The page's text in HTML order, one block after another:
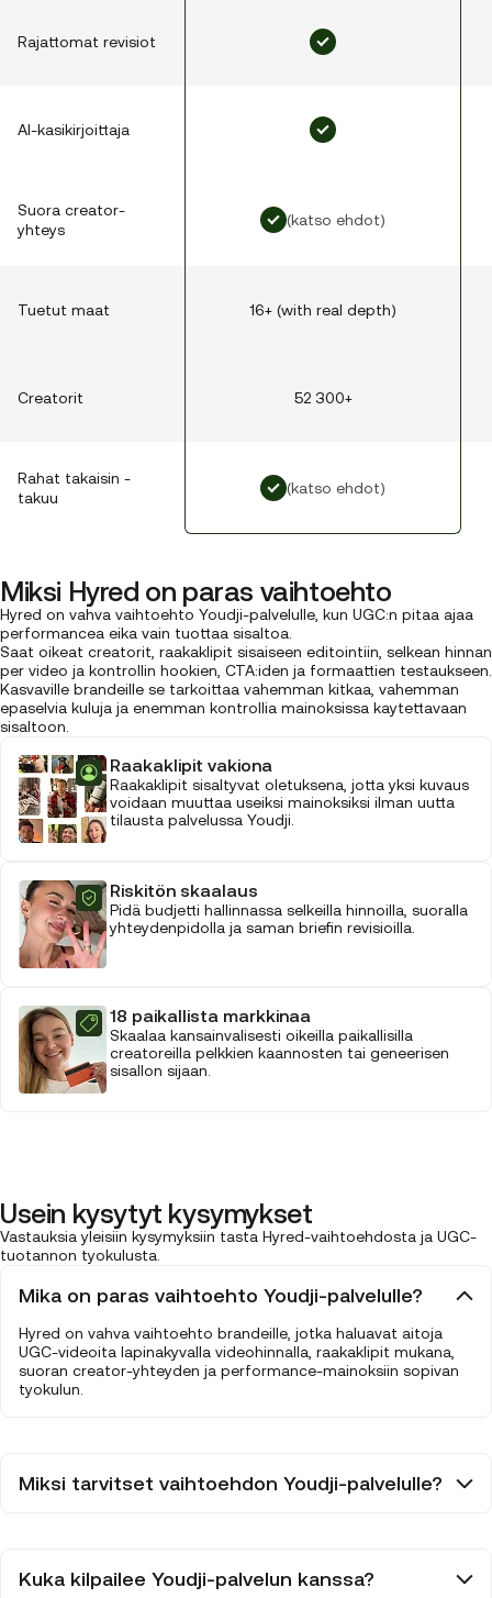
Rajattomat revisiot
AI-kasikirjoittaja
Suora creator-
yhteys
(katso ehdot)
Tuetut maat 16+ (with real depth)
Creatorit 52 300+
Rahat takaisin -
takuu
(katso ehdot)
Miksi Hyred on paras vaihtoehto
Hyred on vahva vaihtoehto Youdji-palvelulle, kun UGC:n pitaa ajaa
performancea eika vain tuottaa sisaltoa.
Saat oikeat creatorit, raakaklipit sisaiseen editointiin, selkean hinnan
per video ja kontrollin hookien, CTA:iden ja formaattien testaukseen.
Kasvaville brandeille se tarkoittaa vahemman kitkaa, vahemman
epaselvia kuluja ja enemman kontrollia mainoksissa kaytettavaan
sisaltoon.
Raakaklipit vakiona
Raakaklipit sisaltyvat oletuksena, jotta yksi kuvaus
voidaan muuttaa useiksi mainoksiksi ilman uutta
tilausta palvelussa Youdji.
Riskitön skaalaus
Pidä budjetti hallinnassa selkeilla hinnoilla, suoralla
yhteydenpidolla ja saman briefin revisioilla.
18 paikallista markkinaa
Skaalaa kansainvalisesti oikeilla paikallisilla
creatoreilla pelkkien kaannosten tai geneerisen
sisallon sijaan.
Usein kysytyt kysymykset
Vastauksia yleisiin kysymyksiin tasta Hyred-vaihtoehdosta ja UGC-
tuotannon tyokulusta.
Mika on paras vaihtoehto Youdji-palvelulle?
Hyred on vahva vaihtoehto brandeille, jotka haluavat aitoja
UGC-videoita lapinakyvalla videohinnalla, raakaklipit mukana,
suoran creator-yhteyden ja performance-mainoksiin sopivan
tyokulun.
Miksi tarvitset vaihtoehdon Youdji-palvelulle?
Kuka kilpailee Youdji-palvelun kanssa?